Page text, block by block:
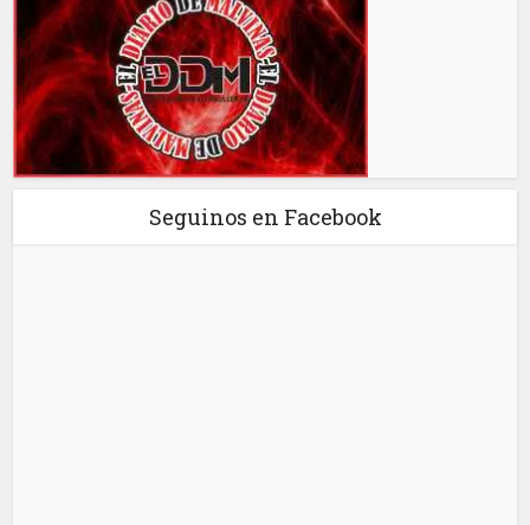
Seguinos en Facebook